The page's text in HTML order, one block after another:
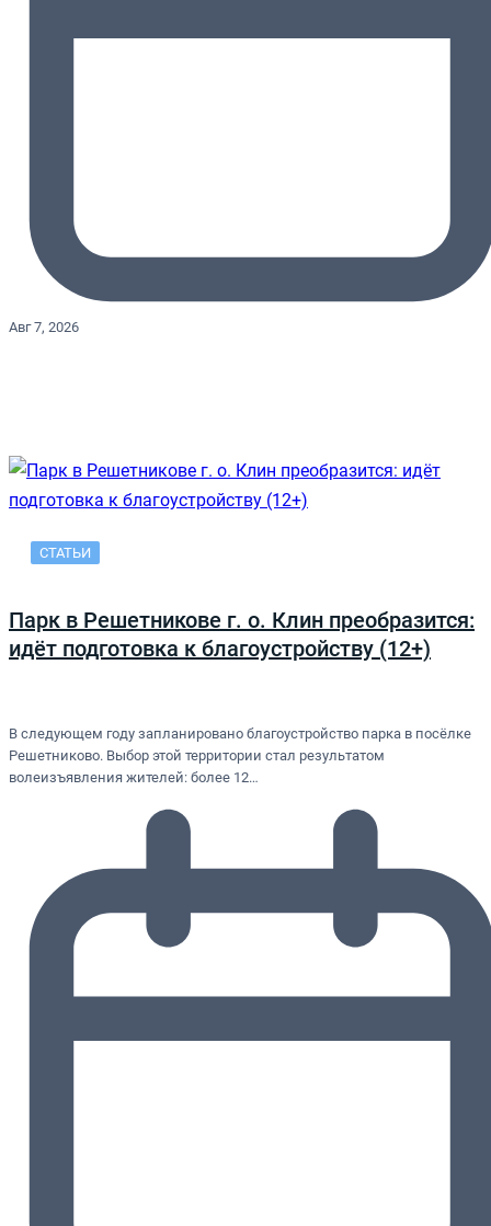
Авг 7, 2026
СТАТЬИ
Парк в Решетникове г. о. Клин преобразится:
идёт подготовка к благоустройству (12+)
В следующем году запланировано благоустройство парка в посёлке
Решетниково. Выбор этой территории стал результатом
волеизъявления жителей: более 12…